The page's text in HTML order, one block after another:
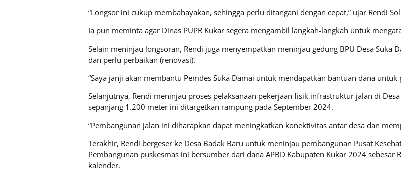
“Longsor ini cukup membahayakan, sehingga perlu ditangani dengan cepat,” ujar Rendi
Ia pun meminta agar Dinas PUPR Kukar segera mengambil langkah-langkah untuk
Selain meninjau longsoran, Rendi juga menyempatkan meninjau gedung BPU Desa Suka
dan perlu perbaikan (renovasi).
“Saya janji akan membantu Pemdes Suka Damai untuk mendapatkan bantuan dana
Selanjutnya, Rendi meninjau proses pelaksanaan pekerjaan fisik infrastruktur jalan di
sepanjang 1.200 meter ini ditargetkan rampung pada September 2024.
“Pembangunan jalan ini diharapkan dapat meningkatkan konektivitas antar desa dan
Terakhir, Rendi bergeser ke Desa Badak Baru untuk meninjau pembangunan Pusat
Pembangunan puskesmas ini bersumber dari dana APBD Kabupaten Kukar 2024
kalender.